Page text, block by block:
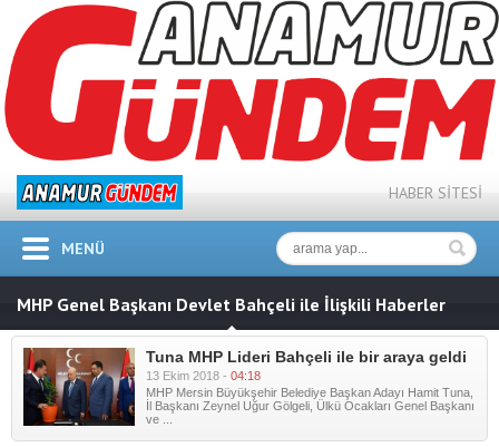
HABER SİTESİ
MENÜ
MHP Genel Başkanı Devlet Bahçeli ile İlişkili Haberler
Tuna MHP Lideri Bahçeli ile bir araya geldi
13 Ekim 2018 - 04:18
MHP Mersin Büyükşehir Belediye Başkan Adayı Hamit Tuna,
İl Başkanı Zeynel Uğur Gölgeli, Ülkü Ocakları Genel Başkanı
ve ...